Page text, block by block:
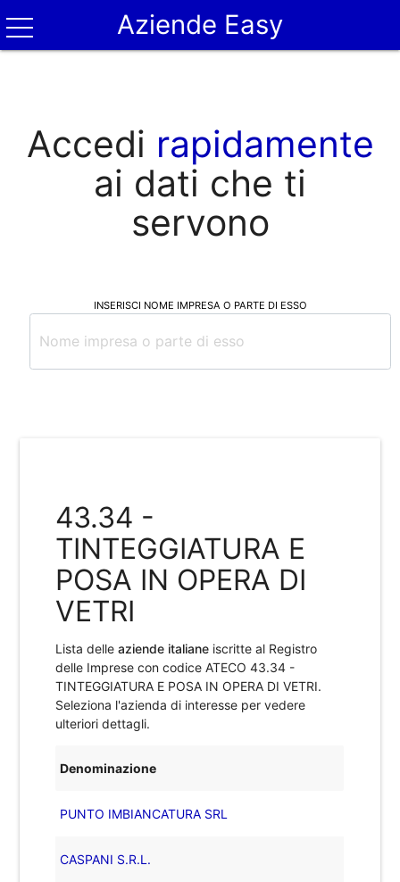
Aziende Easy
Accedi rapidamente
ai dati che ti
servono
INSERISCI NOME IMPRESA O PARTE DI ESSO
43.34 -
TINTEGGIATURA E
POSA IN OPERA DI
VETRI
Lista delleaziende italiane iscritte al Registro
delle Imprese con codice ATECO43.34 -
TINTEGGIATURA E POSA IN OPERA DI VETRI.
Seleziona l'azienda di interesse per vedere
ulteriori dettagli.
Denominazione
PUNTO IMBIANCATURA SRL
CASPANI S.R.L.